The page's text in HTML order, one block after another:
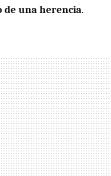
de una herencia.